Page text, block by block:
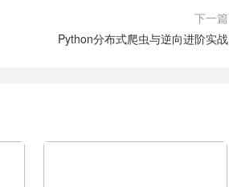
下一篇
Python分布式爬虫与逆向进阶实战